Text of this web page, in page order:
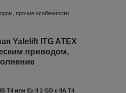
прочие особенности
Yalelift ITG ATEX
приводом,
T4 или Ex II 2 GD c IIA T4